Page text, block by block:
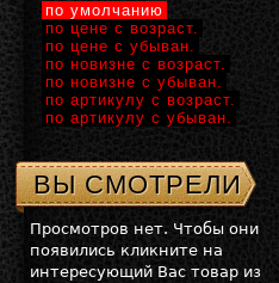
по умолчанию
по цене с возраст.
по цене с убыван.
по новизне с возраст.
по новизне с убыван.
по артикулу с возраст.
по артикулу с убыван.
ВЫ СМОТРЕЛИ
Просмотров нет. Чтобы они
появились кликните на
интересующий Вас товар из